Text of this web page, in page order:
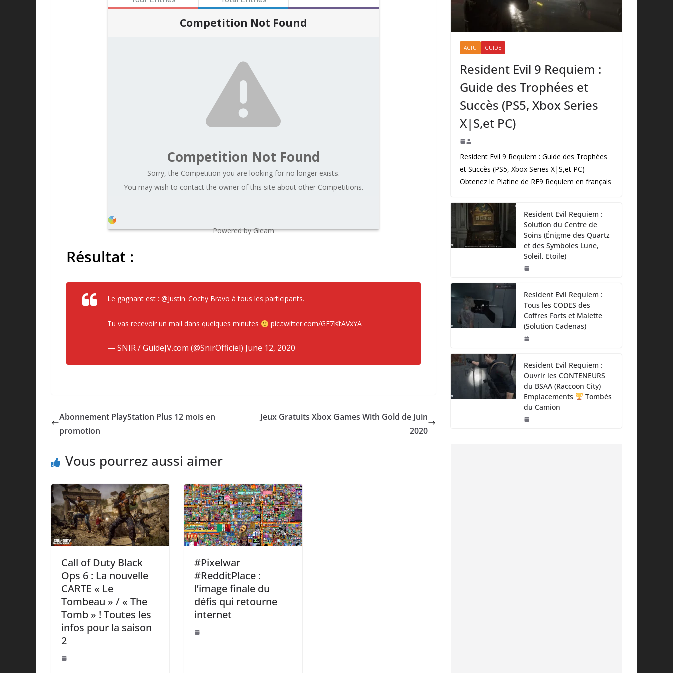
Competition Not Found
Competition Not Found
Sorry, the Competition you are looking for no longer exists.
You may wish to contact the owner of this site about other Competitions.
Powered by Gleam
Résultat :
Le gagnant est : @Justin_Cochy Bravo à tous les participants.
Tu vas recevoir un mail dans quelques minutes pic.twitter.com/GE7KtAVxYA
— SNIR / GuideJV.com (@SnirOfficiel) June 12, 2020
Abonnement PlayStation Plus 12 mois en
promotion
Jeux Gratuits Xbox Games With Gold de Juin
2020
Vous pourrez aussi aimer
Call of Duty Black
Ops 6 : La nouvelle
CARTE « Le
Tombeau » / « The
Tomb » ! Toutes les
infos pour la saison
2
#Pixelwar
#RedditPlace :
l’image finale du
défis qui retourne
internet
ACTU GUIDE
Resident Evil 9 Requiem :
Guide des Trophées et
Succès (PS5, Xbox Series
X|S,et PC)
Resident Evil 9 Requiem : Guide des Trophées
et Succès (PS5, Xbox Series X|S,et PC)
Obtenez le Platine de RE9 Requiem en français
Resident Evil Requiem :
Solution du Centre de
Soins (Énigme des Quartz
et des Symboles Lune,
Soleil, Etoile)
Resident Evil Requiem :
Tous les CODES des
Coffres Forts et Malette
(Solution Cadenas)
Resident Evil Requiem :
Ouvrir les CONTENEURS
du BSAA (Raccoon City)
Emplacements
Tombés
du Camion